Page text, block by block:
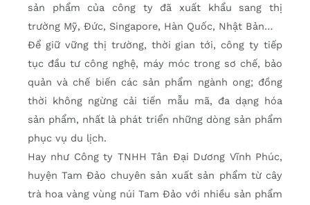
sản phẩm của công ty đã xuất khẩu sang thị
trường Mỹ, Đức, Singapore, Hàn Quốc, Nhật Bản…
Để giữ vững thị trường, thời gian tới, công ty tiếp
tục đầu tư công nghệ, máy móc trong sơ chế, bảo
quản và chế biến các sản phẩm ngành ong; đồng
thời không ngừng cải tiến mẫu mã, đa dạng hóa
sản phẩm, nhất là phát triển những dòng sản phẩm
phục vụ du lịch.
Hay như Công ty TNHH Tân Đại Dương Vĩnh Phúc,
huyện Tam Đảo chuyên sản xuất sản phẩm từ cây
trà hoa vàng vùng núi Tam Đảo với nhiều sản phẩm